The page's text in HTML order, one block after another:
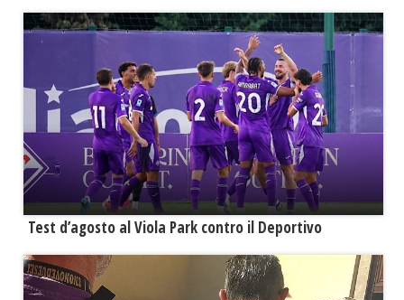
Test d’agosto al Viola Park contro il Deportivo